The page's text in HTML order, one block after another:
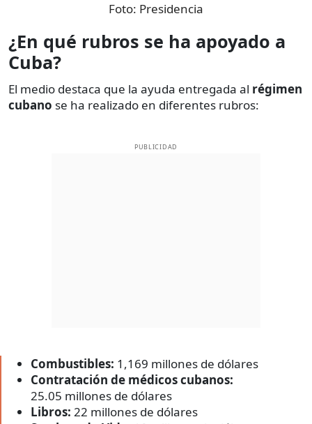
Foto: Presidencia
¿En qué rubros se ha apoyado a
Cuba?
El medio destaca que la ayuda entregada al régimen
cubano se ha realizado en diferentes rubros:
PUBLICIDAD
Combustibles: 1,169 millones de dólares
Contratación de médicos cubanos:
25.05 millones de dólares
Libros: 22 millones de dólares